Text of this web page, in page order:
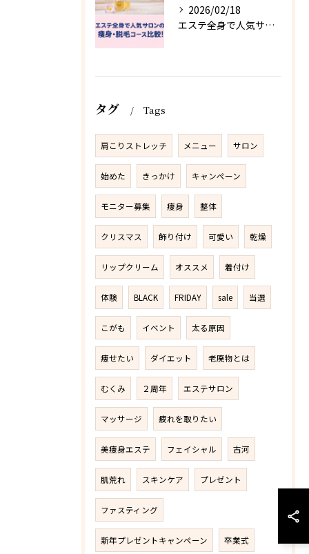
2026/02/18
エステ全身で人気サロンの痩身・脱毛コース比較！料金相場・おすすめメニューと失敗しない選び方
タグ Tags
肩こりストレッチ メニュー サロン
始めた きっかけ キャンペーン
モニター募集 痩身 整体
クリスマス 飾り付け 可愛い 乾燥
リップクリーム オススメ 着付け
体験 BLACK FRIDAY sale 当選
こがも イベント 太る原因
痩せたい ダイエット 老廃物とは
むくみ ２周年 エステサロン
マッサージ 疲れを取りたい
美痩身エステ フェイシャル 古河
肌荒れ スキンケア プレゼント
ファスティング
新年プレゼントキャンペーン 卒業式